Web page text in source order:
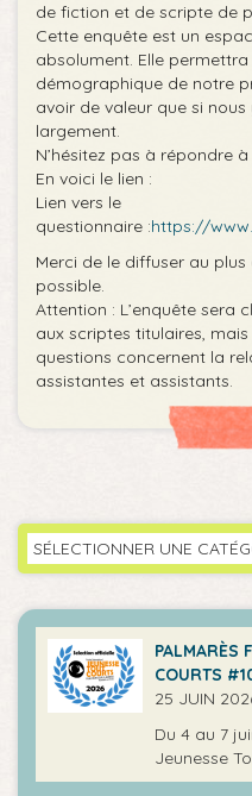
de fiction et de scripte de
Cette enquête est un
absolument. Elle
démographique de notre
avoir de valeur que si
largement.
N’hésitez pas à répondre
En voici le lien :
Lien vers le
questionnaire :https://
Merci de le diffuser au
possible.
Attention : L’enquête sera
aux scriptes titulaires,
questions concernent la
assistantes et assistants.
SÉLECTIONNER UNE
PALMARÈS
COURTS
25 JUIN
Du 4 au 7
Jeunesse